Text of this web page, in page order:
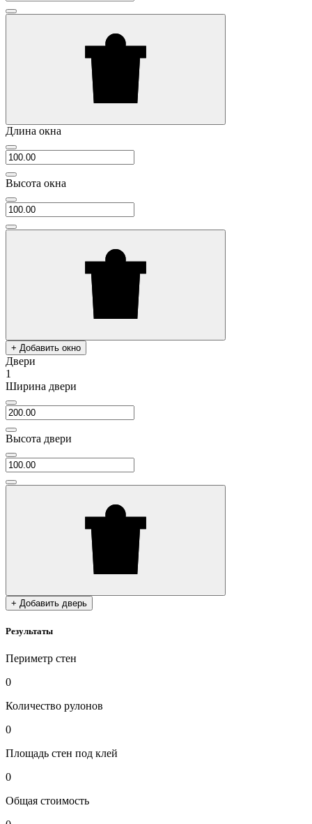
Длина окна
Высота окна
+ Добавить окно
Двери
1
Ширина двери
Высота двери
+ Добавить дверь
Результаты
Периметр стен
0
Количество рулонов
0
Площадь стен под клей
0
Общая стоимость